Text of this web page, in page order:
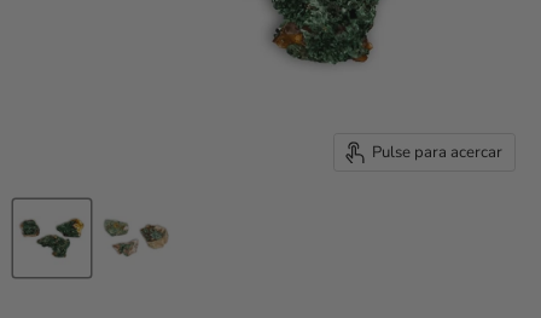
Pulse para acercar